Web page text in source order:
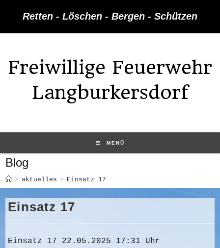
Retten - Löschen - Bergen - Schützen
Freiwillige Feuerwehr
Langburkersdorf
MENÜ
Blog
> aktuelles > Einsatz 17
Einsatz 17
Einsatz 17 22.05.2025 17:31 Uhr